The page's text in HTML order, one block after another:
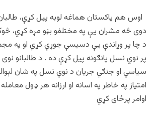
اوس هم پاکستان هماغه لوبه پيل کړې،
دوی څه مشران یې په مختلفو بڼو مړه کړي،
د چا پر وړاندې یې دسیسې جوړې کړي او په
پر نوي نسل پانګونه پيل کړې ده . د طالبانو
سیاسي او جنګي جریان د نوي نسل په شان
امتیاز په خاطر په اسانه او ارزانه هر ډول
اوامر پرځای کړي